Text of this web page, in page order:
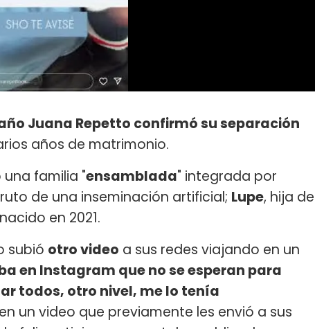
Juana Repetto confirmó su separación
años de matrimonio.
familia "ensamblada" integrada por
de una inseminación artificial; Lupe, hija
en 2021.
subió otro video a sus redes viajando en un
en Instagram que no se esperan para
todos, otro nivel, me lo tenía
un video que previamente les envió a sus